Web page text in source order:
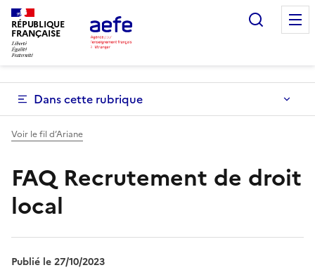
Aller
au
contenu
principal
RÉPUBLIQUE
FRANÇAISE
Dans cette rubrique
Voir le fil d’Ariane
FAQ Recrutement de droit
local
Publié le 27/10/2023